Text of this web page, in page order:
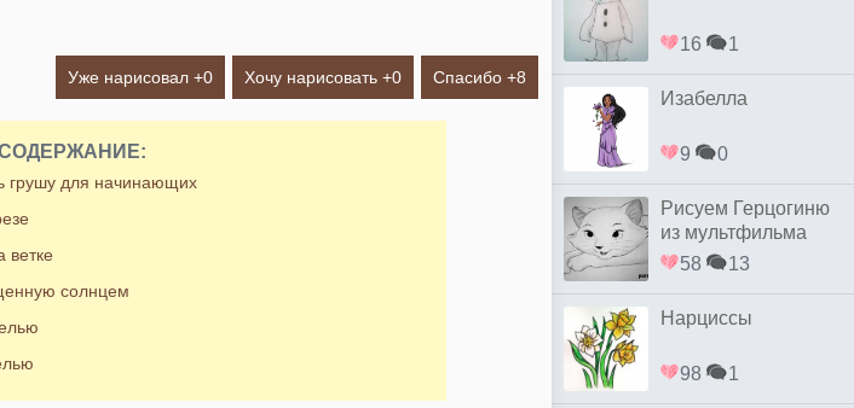
Уже нарисовал +0 Хочу нарисовать +0 Спасибо +8
грушу для начинающих
ветке
солнцем
16 1
Изабелла
9 0
Рисуем Герцогиню
из мультфильма
коты Аристократы
58 13
Нарциссы
98 1